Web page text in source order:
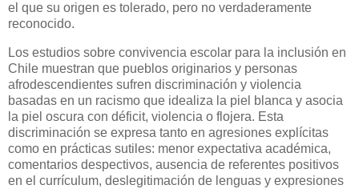
el que su origen es tolerado, pero no verdaderamente
reconocido.
Los estudios sobre convivencia escolar para la inclusión en
Chile muestran que pueblos originarios y personas
afrodescendientes sufren discriminación y violencia
basadas en un racismo que idealiza la piel blanca y asocia
la piel oscura con déficit, violencia o flojera. Esta
discriminación se expresa tanto en agresiones explícitas
como en prácticas sutiles: menor expectativa académica,
comentarios despectivos, ausencia de referentes positivos
en el currículum, deslegitimación de lenguas y expresiones